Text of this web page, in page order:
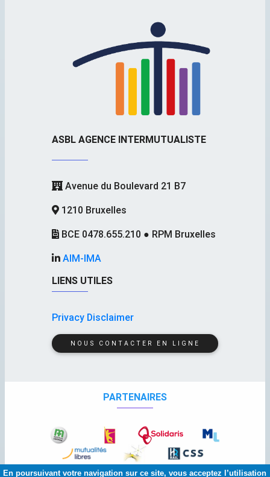
En poursuivant votre navigation sur ce site, vous acceptez l’utilisation
ASBL AGENCE INTERMUTUALISTE
Avenue du Boulevard 21 B7
1210 Bruxelles
BCE 0478.655.210 ● RPM Bruxelles
AIM-IMA
LIENS UTILES
Privacy Disclaimer
NOUS CONTACTER EN LIGNE
PARTENAIRES